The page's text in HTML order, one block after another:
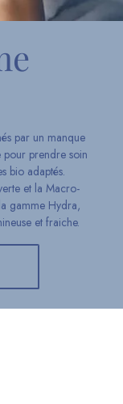
par un manque
pour prendre soin
bio adaptés.
et la Macro-
gamme Hydra,
et fraiche.